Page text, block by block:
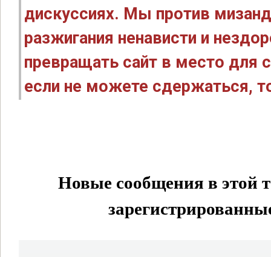
дискуссиях. Мы против
разжигания ненависти и
превращать сайт в место для
если не можете сдержаться,
Новые сообщения в этой